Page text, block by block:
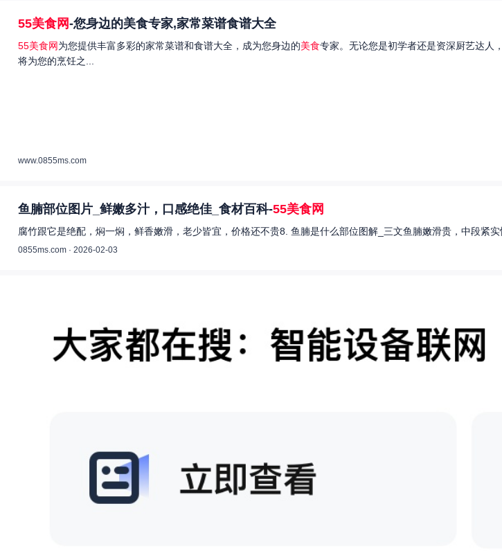
55美食网-您身边的美食专家,家常菜谱食谱大全
55美食网为您提供丰富多彩的家常菜谱和食谱大全，成为您身边的美食专家。无论您是初学者还是资深厨艺达人
将为您的烹饪之...
www.0855ms.com
鱼腩部位图片_鲜嫩多汁，口感绝佳_食材百科-55美食网
腐竹跟它是绝配，焖一焖，鲜香嫩滑，老少皆宜，价格还不贵8. 鱼腩是什么部位图解_三文鱼腩嫩滑贵，中段紧
0855ms.com · 2026-02-03